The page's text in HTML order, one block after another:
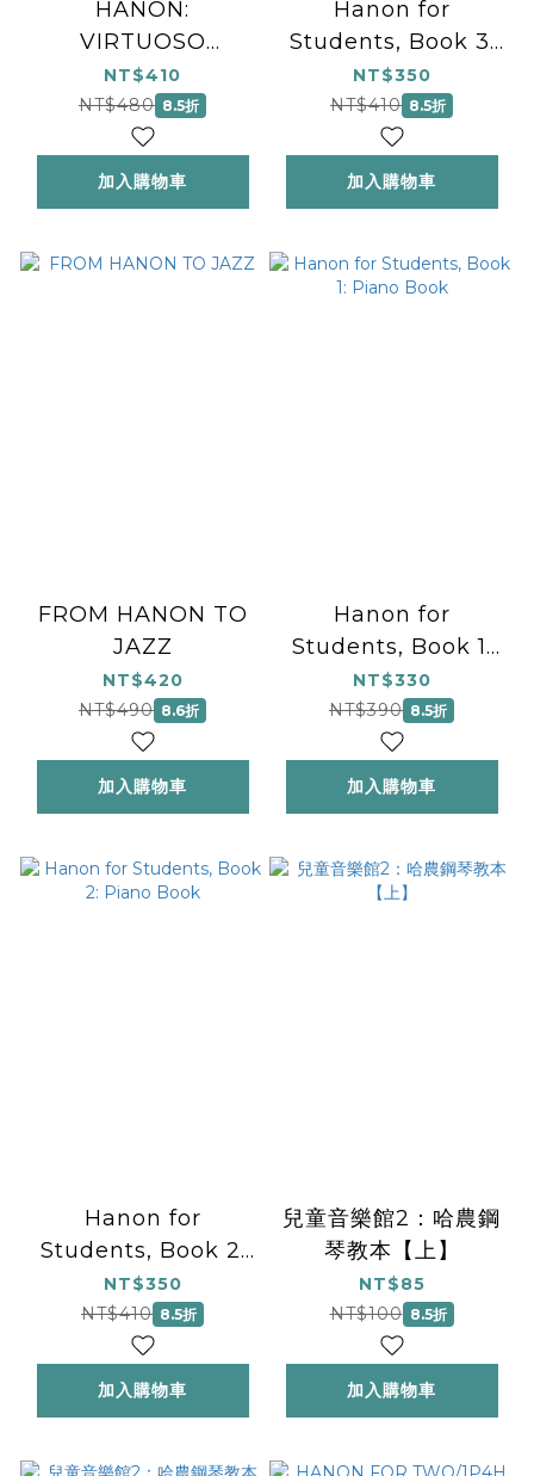
HANON:
VIRTUOSO
PIANIST
COMPLETE ED
NT$410
NT$480 8.5折
加入購物車
Hanon for
Students, Book 3:
Piano Book
NT$350
NT$410 8.5折
加入購物車
FROM HANON TO
JAZZ
NT$420
NT$490 8.6折
加入購物車
Hanon for
Students, Book 1:
Piano Book
NT$330
NT$390 8.5折
加入購物車
Hanon for
Students, Book 2:
Piano Book
NT$350
NT$410 8.5折
加入購物車
兒童音樂館2：哈農鋼
琴教本【上】
NT$85
NT$100 8.5折
加入購物車